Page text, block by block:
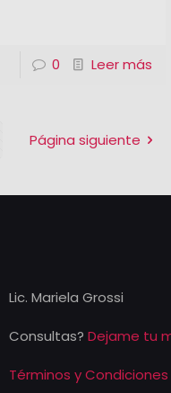
0 Leer más
Página siguiente
Lic. Mariela Grossi
Consultas? Dejame tu
Términos y Condiciones